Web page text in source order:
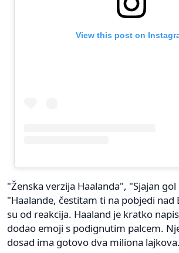
View this post on
"Ženska verzija Haalanda", "Sjajan
"Haalande, čestitam ti na pobjedi nad
su od reakcija. Haaland je kratko
dodao emoji s podignutim palcem.
dosad ima gotovo dva miliona lajkova.